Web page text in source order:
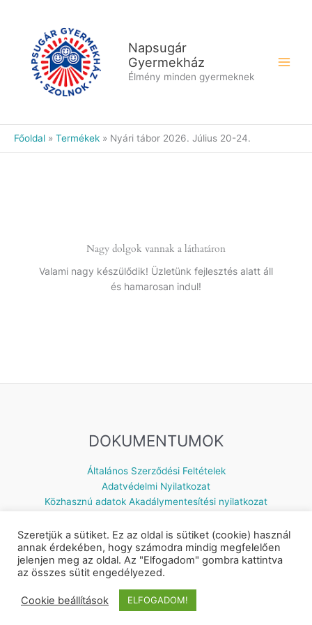
Napsugár
Gyermekház
Élmény minden gyermeknek
Főoldal Termékek Nyári tábor 2026. Július 20-24.
Nagy dolgok vannak a láthatáron
Valami nagy készülődik! Üzletünk fejlesztés alatt áll
és hamarosan indul!
DOKUMENTUMOK
Általános Szerződési Feltételek
Adatvédelmi Nyilatkozat
Közhasznú adatok Akadálymentesítési nyilatkozat
Készítette: © 2026 Napsugár Gyermekház | Powered by
Szeretjük a sütiket. Ez az oldal is sütiket (cookie) használ
annak érdekében, hogy számodra mindig megfelelően
jelenjen meg az oldal. Az "Elfogadom" gombra kattintva
az összes sütit engedélyezed.
Cookie beállítások ELFOGADOM!